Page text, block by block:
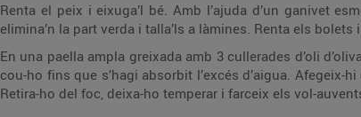
Renta el peix i eixuga’l bé. Amb l’ajuda d’un ganivet
elimina’n la part verda i talla’ls a làmines. Renta els bolets
En una paella ampla greixada amb 3 cullerades d’oli
cou-ho fins que s’hagi absorbit l’excés d’aigua.
Retira-ho del foc, deixa-ho temperar i farceix els vol-